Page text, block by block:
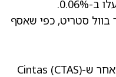
סטריט, כפי שאסף
(CTAS)